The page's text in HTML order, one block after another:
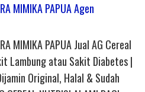
MIMIKA PAPUA Agen
MIMIKA PAPUA Jual AG Cereal
Lambung atau Sakit Diabetes |
Original, Halal & Sudah